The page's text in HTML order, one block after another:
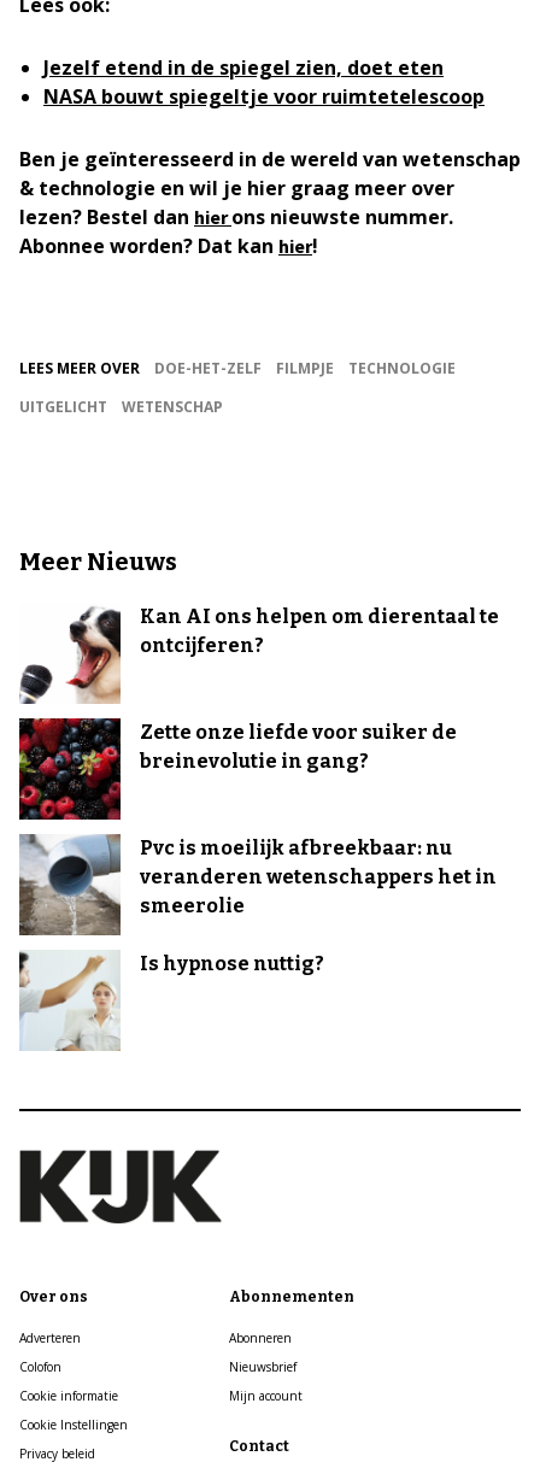
Jezelf etend in de spiegel zien, doet eten
NASA bouwt spiegeltje voor ruimtetelescoop
Ben je geïnteresseerd in de wereld van wetenschap
& technologie en wil je hier graag meer over
lezen? Bestel dan hierons nieuwste nummer.
Abonnee worden? Dat kan hier!
LEES MEER OVER DOE-HET-ZELF FILMPJE
TECHNOLOGIE
UITGELICHT
WETENSCHAP
Meer Nieuws
Kan AI ons helpen om dierentaal te
ontcijferen?
Zette onze liefde voor suiker de
breinevolutie in gang?
Pvc is moeilijk afbreekbaar: nu
veranderen wetenschappers het in
smeerolie
Is hypnose nuttig?
Over ons
Adverteren
Colofon
Cookie informatie
Cookie Instellingen
Privacy beleid
Abonnementen
Abonneren
Nieuwsbrief
Mijn account
Contact